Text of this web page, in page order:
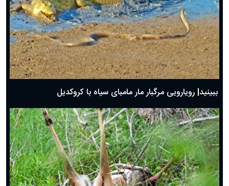
ببینید| رویارویی مرگبار مار مامبای سیاه با کروکدیل